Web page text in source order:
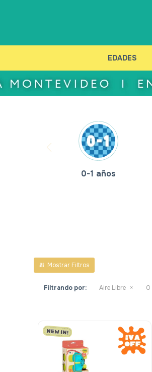
EDADES
0-1 años
Filtrando por: Aire Libre 0